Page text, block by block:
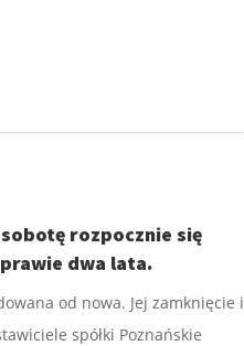
rozpocznie się
dwa lata.
od nowa. Jej zamknięcie i
spółki Poznańskie